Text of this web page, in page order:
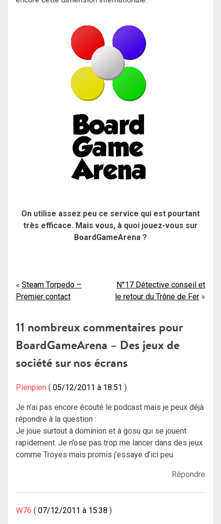
On utilise assez peu ce service qui est pourtant
très efficace. Mais vous, à quoi jouez-vous sur
BoardGameArena ?
Navigation
de
l’article
Steam Torpedo –
Premier contact
N°17 Détective conseil et
le retour du Trône de Fer
11 nombreux commentaires pour
BoardGameArena – Des jeux de
société sur nos écrans
Pienpien 05/12/2011 à 18:51
Je n’ai pas encore écouté le podcast mais je peux déjà
répondre à la question :
Je joue surtout à dominion et à gosu qui se jouent
rapidement. Je n’ose pas trop me lancer dans des jeux
comme Troyes mais promis j’essaye d’ici peu.
Répondre
W76 07/12/2011 à 15:38